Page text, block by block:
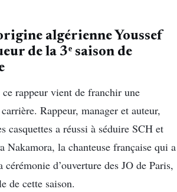
algérienne Youssef
de la 3ᵉ saison de
rappeur vient de franchir une
Rappeur, manager et auteur,
casquettes a réussi à séduire SCH et
Nakamora, la chanteuse française qui a
d’ouverture des JO de Paris,
de cette saison.